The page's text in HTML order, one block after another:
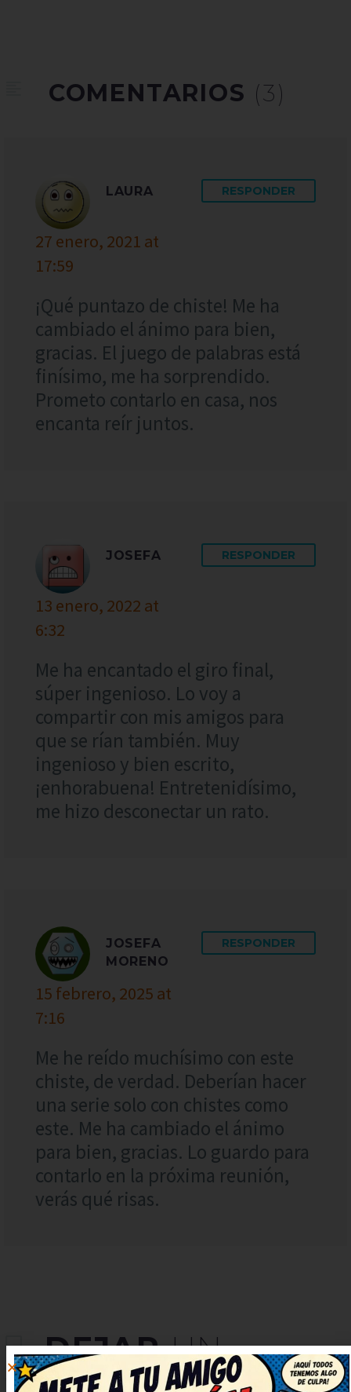
COMENTARIOS (3)
LAURA
27 enero, 2021 at
17:59
RESPONDER
¡Qué puntazo de chiste! Me ha
cambiado el ánimo para bien,
gracias. El juego de palabras está
finísimo, me ha sorprendido.
Prometo contarlo en casa, nos
encanta reír juntos.
JOSEFA
13 enero, 2022 at
6:32
RESPONDER
Me ha encantado el giro final,
súper ingenioso. Lo voy a
compartir con mis amigos para
que se rían también. Muy
ingenioso y bien escrito,
¡enhorabuena! Entretenidísimo,
me hizo desconectar un rato.
JOSEFA
MORENO
15 febrero, 2025 at
7:16
RESPONDER
Me he reído muchísimo con este
chiste, de verdad. Deberían hacer
una serie solo con chistes como
este. Me ha cambiado el ánimo
para bien, gracias. Lo guardo para
contarlo en la próxima reunión,
verás qué risas.
DEJARUN
COMENTARIO